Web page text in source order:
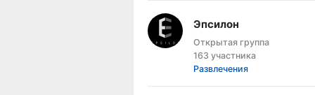
Эпсилон
Открытая группа
163 участника
Развлечения